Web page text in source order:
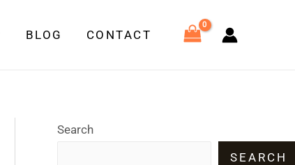
BLOG CONTACT
Search
SEARCH